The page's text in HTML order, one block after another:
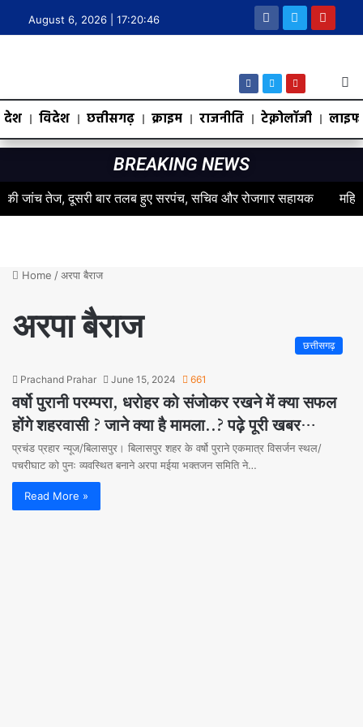
August 6, 2026 | 17:20:46
देश विदेश छत्तीसगढ़ क्राइम राजनीति टेक्नोलॉजी
BREAKING NEWS
तेज, दूसरी बार तलब हुए सरपंच, सचिव और रोजगार सहायक महिलाओं के
Home /अरपा बैराज
अरपा बैराज छत्तीसगढ़
Prachand Prahar June 15, 2024 661
वर्षो पुरानी परम्परा, धरोहर को संजोकर रखने में क्या सफल
होंगे शहरवासी ? जाने क्या है मामला..? पढ़े पूरी खबर…
प्रचंड प्रहार न्यूज/बिलासपुर। बिलासपुर शहर के वर्षो पुराने एकमात्र विसर्जन स्थल/
पचरीघाट को पुनः व्यवस्थित बनाने अरपा मईया भक्तजन समिति ने…
Read More »